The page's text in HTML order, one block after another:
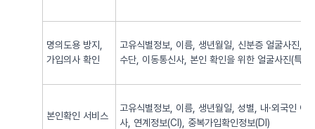
명의도용 방지,
가입의사 확인
고유식별정보, 이름, 생년월일, 신분증 얼굴사진,
수단, 이동통신사, 본인 확인을 위한 얼굴사진(특징
본인확인 서비스
고유식별정보, 이름, 생년월일, 성별, 내·외국인
사, 연계정보(CI), 중복가입확인정보(DI)